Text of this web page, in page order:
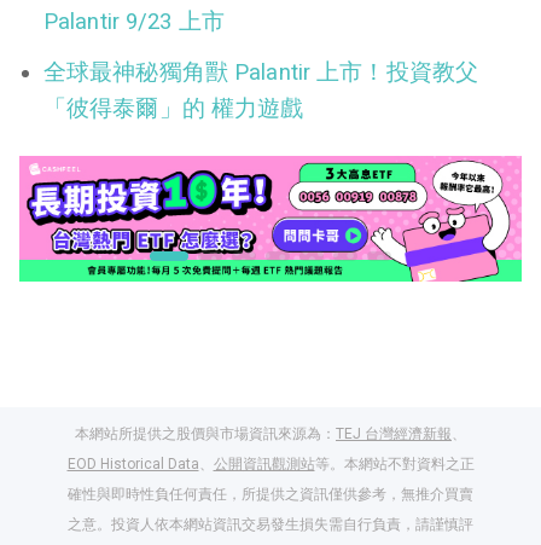
Palantir 9/23 上市
全球最神秘獨角獸 Palantir 上市！投資教父
「彼得泰爾」的 權力遊戲
本網站所提供之股價與市場資訊來源為： TEJ 台灣經濟新報
EOD Historical Data
公開資訊觀測站等。本網站不對資料之正
確性與即時性負任何責任，所提供之資訊僅供參考，無推介買賣
之意。投資人依本網站資訊交易發生損失需自行負責，請謹慎評